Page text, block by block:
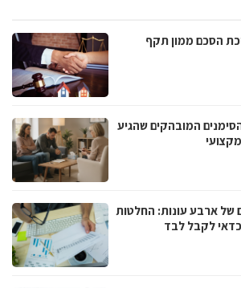
הסכם ממון תקף
המובהקים שהגיע
של ארבע עונות: החלטות
כדאי לקבל לבד